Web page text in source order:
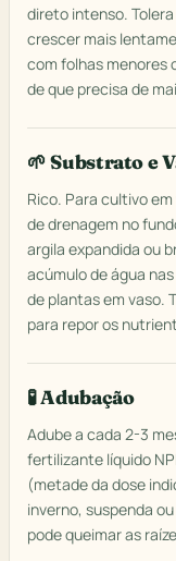
direto intenso.
crescer mais
com folhas menores
de que precisa de
🌱 Substrato e
Rico. Para cultivo
de drenagem no
argila expandida ou
acúmulo de água
de plantas em vaso.
para repor os
🧪 Adubação
Adube a cada 2-3
fertilizante líquido
(metade da dose
inverno, suspenda
pode queimar as